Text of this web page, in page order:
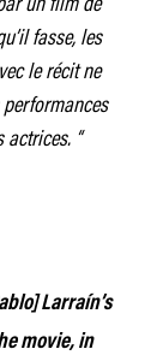
fasse, les
le récit ne
“
Larraín’s
movie, in